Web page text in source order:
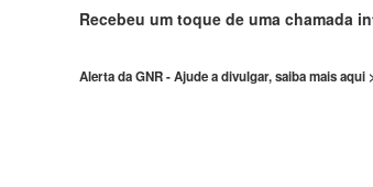
Recebeu um toque de uma chamada
Alerta da GNR - Ajude a divulgar, saiba mais aqui